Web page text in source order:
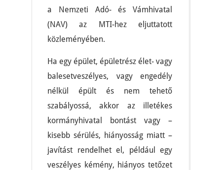
a Nemzeti Adó- és Vámhivatal
(NAV) az MTI-hez eljuttatott
közleményében.
Ha egy épület, épületrész élet- vagy
balesetveszélyes, vagy engedély
nélkül épült és nem tehető
szabályossá, akkor az illetékes
kormányhivatal bontást vagy –
kisebb sérülés, hiányosság miatt –
javítást rendelhet el, például egy
veszélyes kémény, hiányos tetőzet